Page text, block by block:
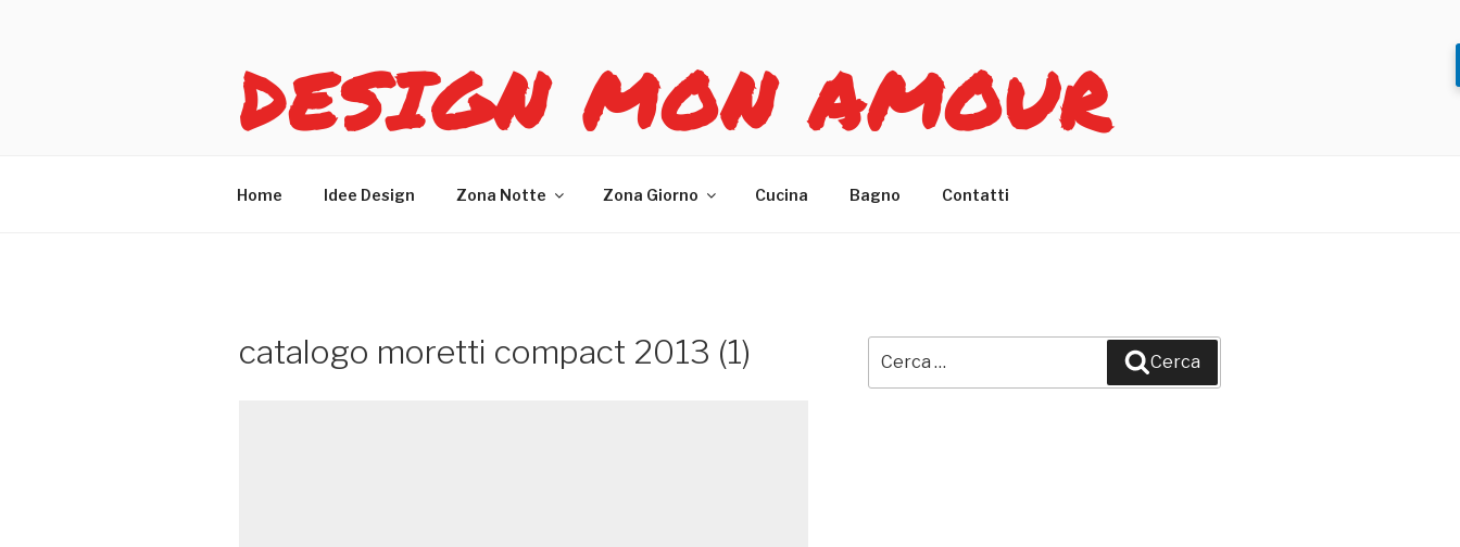
DESIGN MON AMOUR
Home Idee Design Zona Notte Zona Giorno Cucina Bagno Contatti
catalogo moretti compact 2013 (1) Cerca